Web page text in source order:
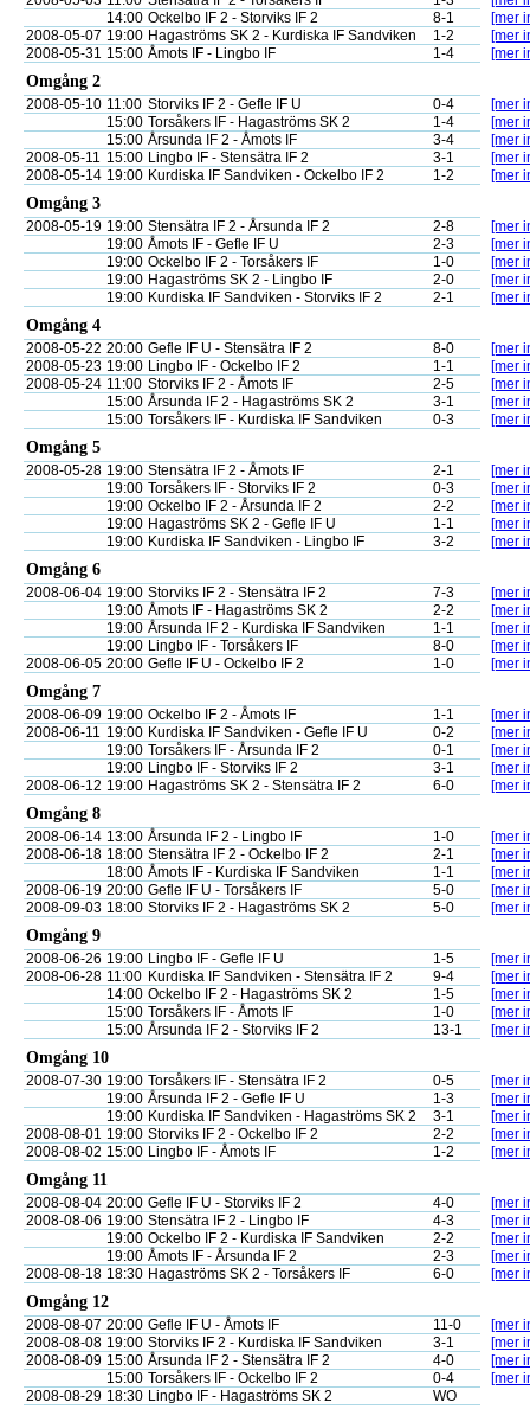
14:00 Ockelbo IF 2 - Storviks IF 2 8-1
[mer
2008-05-07 19:00 Hagaströms SK 2 - Kurdiska IF Sandviken 1-2
[mer
2008-05-31 15:00 Åmots IF - Lingbo IF 1-4 [mer
Omgång 2
2008-05-10 11:00 Storviks IF 2 - Gefle IF U 0-4
[mer
15:00 Torsåkers IF - Hagaströms SK 2 1-4
[mer
15:00 Årsunda IF 2 - Åmots IF 3-4
[mer
2008-05-11 15:00 Lingbo IF - Stensätra IF 2 3-1
[mer
2008-05-14 19:00 Kurdiska IF Sandviken - Ockelbo IF 2 1-2 [mer
Omgång 3
2008-05-19 19:00 Stensätra IF 2 - Årsunda IF 2 2-8
[mer
19:00 Åmots IF - Gefle IF U 2-3
[mer
19:00 Ockelbo IF 2 - Torsåkers IF 1-0
[mer
19:00 Hagaströms SK 2 - Lingbo IF 2-0
[mer
19:00 Kurdiska IF Sandviken - Storviks IF 2 2-1 [mer
Omgång 4
2008-05-22 20:00 Gefle IF U - Stensätra IF 2 8-0
[mer
2008-05-23 19:00 Lingbo IF - Ockelbo IF 2 1-1
[mer
2008-05-24 11:00 Storviks IF 2 - Åmots IF 2-5
[mer
15:00 Årsunda IF 2 - Hagaströms SK 2 3-1
[mer
15:00 Torsåkers IF - Kurdiska IF Sandviken 0-3 [mer
Omgång 5
2008-05-28 19:00 Stensätra IF 2 - Åmots IF 2-1
[mer
19:00 Torsåkers IF - Storviks IF 2 0-3
[mer
19:00 Ockelbo IF 2 - Årsunda IF 2 2-2
[mer
19:00 Hagaströms SK 2 - Gefle IF U 1-1
[mer
19:00 Kurdiska IF Sandviken - Lingbo IF 3-2 [mer
Omgång 6
2008-06-04 19:00 Storviks IF 2 - Stensätra IF 2 7-3
[mer
19:00 Åmots IF - Hagaströms SK 2 2-2
[mer
19:00 Årsunda IF 2 - Kurdiska IF Sandviken 1-1
[mer
19:00 Lingbo IF - Torsåkers IF 8-0
[mer
2008-06-05 20:00 Gefle IF U - Ockelbo IF 2 1-0 [mer
Omgång 7
2008-06-09 19:00 Ockelbo IF 2 - Åmots IF 1-1
[mer
2008-06-11 19:00 Kurdiska IF Sandviken - Gefle IF U 0-2
[mer
19:00 Torsåkers IF - Årsunda IF 2 0-1
[mer
19:00 Lingbo IF - Storviks IF 2 3-1
[mer
2008-06-12 19:00 Hagaströms SK 2 - Stensätra IF 2 6-0 [mer
Omgång 8
2008-06-14 13:00 Årsunda IF 2 - Lingbo IF 1-0
[mer
2008-06-18 18:00 Stensätra IF 2 - Ockelbo IF 2 2-1
[mer
18:00 Åmots IF - Kurdiska IF Sandviken 1-1
[mer
2008-06-19 20:00 Gefle IF U - Torsåkers IF 5-0
[mer
2008-09-03 18:00 Storviks IF 2 - Hagaströms SK 2 5-0 [mer
Omgång 9
2008-06-26 19:00 Lingbo IF - Gefle IF U 1-5
[mer
2008-06-28 11:00 Kurdiska IF Sandviken - Stensätra IF 2 9-4
[mer
14:00 Ockelbo IF 2 - Hagaströms SK 2 1-5
[mer
15:00 Torsåkers IF - Åmots IF 1-0
[mer
15:00 Årsunda IF 2 - Storviks IF 2 13-1 [mer
Omgång 10
2008-07-30 19:00 Torsåkers IF - Stensätra IF 2 0-5
[mer
19:00 Årsunda IF 2 - Gefle IF U 1-3
[mer
19:00 Kurdiska IF Sandviken - Hagaströms SK 2 3-1
[mer
2008-08-01 19:00 Storviks IF 2 - Ockelbo IF 2 2-2
[mer
2008-08-02 15:00 Lingbo IF - Åmots IF 1-2 [mer
Omgång 11
2008-08-04 20:00 Gefle IF U - Storviks IF 2 4-0
[mer
2008-08-06 19:00 Stensätra IF 2 - Lingbo IF 4-3
[mer
19:00 Ockelbo IF 2 - Kurdiska IF Sandviken 2-2
[mer
19:00 Åmots IF - Årsunda IF 2 2-3
[mer
2008-08-18 18:30 Hagaströms SK 2 - Torsåkers IF 6-0 [mer
Omgång 12
2008-08-07 20:00 Gefle IF U - Åmots IF 11-0
[mer
2008-08-08 19:00 Storviks IF 2 - Kurdiska IF Sandviken 3-1
[mer
2008-08-09 15:00 Årsunda IF 2 - Stensätra IF 2 4-0
[mer
15:00 Torsåkers IF - Ockelbo IF 2 0-4
[mer
2008-08-29 18:30 Lingbo IF - Hagaströms SK 2 WO